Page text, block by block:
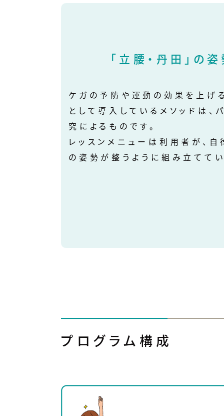
「立腰・丹田」の
ケガの予防や運動の効果を上げ
として導入しているメソッドは、
究によるものです。
レッスンメニューは利用者が、
の姿勢が整うように組み立てて
プログラム構成